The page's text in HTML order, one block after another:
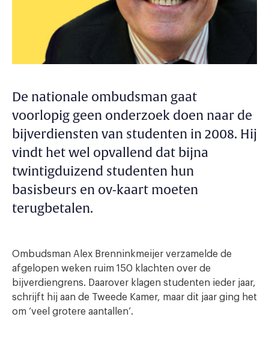
De nationale ombudsman gaat
voorlopig geen onderzoek doen naar de
bijverdiensten van studenten in 2008. Hij
vindt het wel opvallend dat bijna
twintigduizend studenten hun
basisbeurs en ov-kaart moeten
terugbetalen.
Ombudsman Alex Brenninkmeijer verzamelde de
afgelopen weken ruim 150 klachten over de
bijverdiengrens. Daarover klagen studenten ieder jaar,
schrijft hij aan de Tweede Kamer, maar dit jaar ging het
om ‘veel grotere aantallen’.